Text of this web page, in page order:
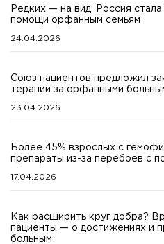
Редких — на вид: Россия
помощи орфанным семьям
24.04.2026
Союз пациентов предложил
терапии за орфанными
23.04.2026
Более 45% взрослых с
препараты из-за перебоев с
17.04.2026
Как расширить круг добра?
пациенты — о достижениях и
больным